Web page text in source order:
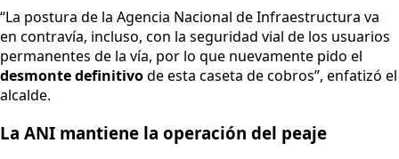
“La postura de la Agencia Nacional de Infraestructura va
en contravía, incluso, con la seguridad vial de los usuarios
permanentes de la vía, por lo que nuevamente pido el
desmonte definitivode esta caseta de cobros”, enfatizó el
alcalde.
La ANI mantiene la operación del peaje